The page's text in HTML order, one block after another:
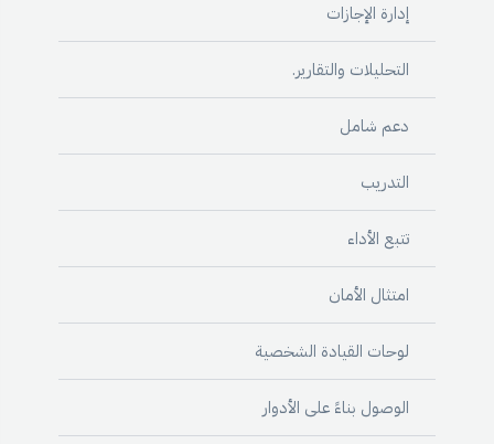
إدارة الإجازات
التحليلات والتقارير.
دعم شامل
التدريب
تتبع الأداء
امتثال الأمان
لوحات القيادة الشخصية
الوصول بناءً على الأدوار